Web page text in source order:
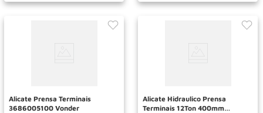
Alicate Prensa Terminais
3686005100 Vonder
Alicate Hidraulico Prensa
Terminais 12Ton 400mm